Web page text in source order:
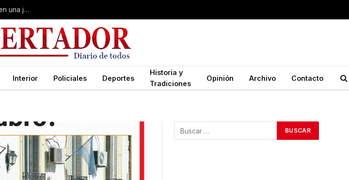
Gobierno, Unne y Arzobispado recibieron a la comitiva de Aldeas en una jornada de reuniones estratégicas
Interior Policiales Deportes
Historia y
Tradiciones
Opinión Archivo Contacto